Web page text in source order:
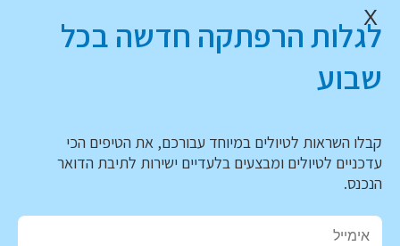
X
לגלות הרפתקה חדשה בכל
שבוע
קבלו השראות לטיולים במיוחד עבורכם, את הטיפים הכי
עדכניים לטיולים ומבצעים בלעדיים ישירות לתיבת הדואר
הנכנס.